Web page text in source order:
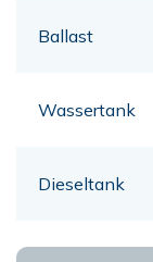
Ballast
Wassertank
Dieseltank